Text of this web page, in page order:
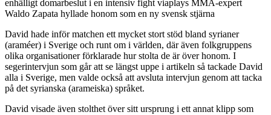
enhälligt domarbeslut i en intensiv fight viaplays MMA-expert
Waldo Zapata hyllade honom som en ny svensk stjärna
David hade inför matchen ett mycket stort stöd bland syrianer
(araméer) i Sverige och runt om i världen, där även folkgruppens
olika organisationer förklarade hur stolta de är över honom. I
segerintervjun som går att se längst uppe i artikeln så tackade David
alla i Sverige, men valde också att avsluta intervjun genom att tacka
på det syrianska (arameiska) språket.
David visade även stolthet över sitt ursprung i ett annat klipp som